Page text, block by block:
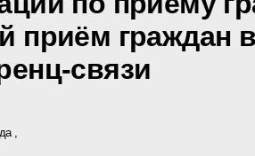
приём граждан
связи